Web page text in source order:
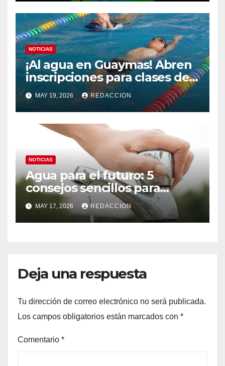
NOTICIAS
¡Al agua en Guaymas! Abren
inscripciones para clases de
natación en la Alberca
Municipal
MAY 19, 2026 REDACCION
NOTICIAS
Agua para el futuro: 5
consejos sencillos para
ahorrar agua en el hogar
MAY 17, 2026 REDACCION
Deja una respuesta
Tu dirección de correo electrónico no será publicada.
Los campos obligatorios están marcados con *
Comentario *